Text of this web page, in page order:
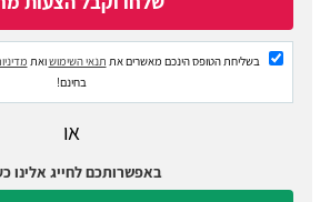
בשליחת הטופס הינכם מאשרים את תנאי השימושואת
בחינם!
או
באפשרותכם לחייג אלינו